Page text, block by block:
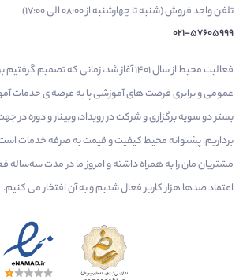
تلفن واحد فروش (شنبه تا چهارشنبه از 08:00 الی 17:00)
021-57605999
فعالیت محیط از سال 1401 آغاز شد، زمانی که
عمومی و برابری فرصت های آموزشی پا به عرصه ی خدمات
بستر دو سویه برگزاری و شرکت در رویداد، وبینار و دوره
برداریم. پشتوانه محیط کیفیت و قیمت به صرفه خدمات
مشتریان مان را به همراه داشته و امروز ما در مدت
اعتماد صدها هزار کاربر فعال شدیم و به آن افتخار می‌ کنیم.